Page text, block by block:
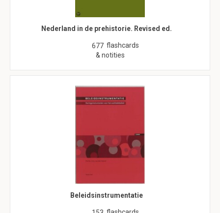
Nederland in de prehistorie. Revised ed.
677 flashcards
& notities
Beleidsinstrumentatie